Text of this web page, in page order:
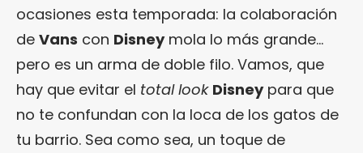
ocasiones esta temporada: la colaboración
de Vans con Disneymola lo más grande…
pero es un arma de doble filo. Vamos, que
hay que evitar el total look Disneypara que
no te confundan con la loca de los gatos de
tu barrio. Sea como sea, un toque de